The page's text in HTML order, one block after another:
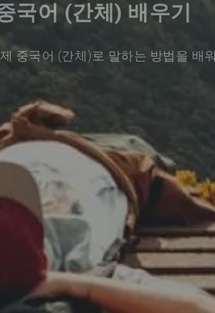
국어 (간체) 배우기
중국어 (간체)로 말하는 방법을 배